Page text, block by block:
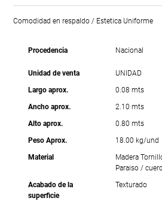
Comodidad en respaldo / Estetica Uniforme
Procedencia Nacional
Unidad de venta
UNIDAD
Largo aprox.
0.08 mts
Ancho aprox.
2.10 mts
Alto aprox.
0.80 mts
Peso Aprox.
18.00 kg/und
Material
Madera
Paraiso /
Acabado de la
superficie
Texturado